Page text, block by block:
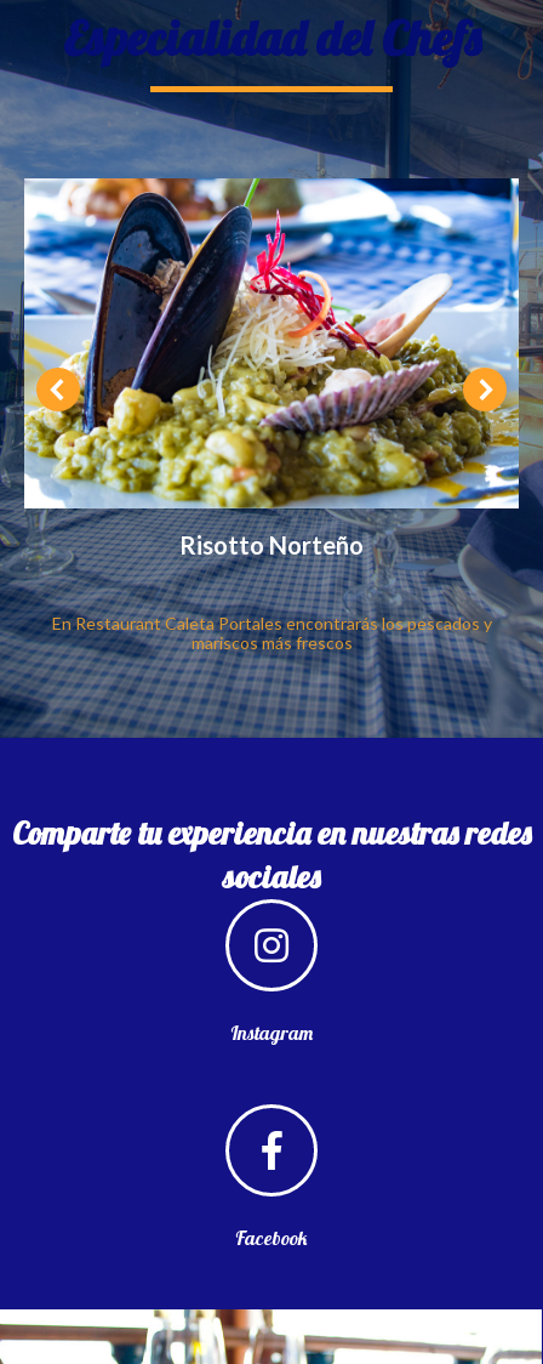
Especialidad del Chefs
Risotto Norteño
En Restaurant Caleta Portales encontrarás los pescados y
mariscos más frescos
Comparte tu experiencia en nuestras redes
sociales
Instagram
Facebook